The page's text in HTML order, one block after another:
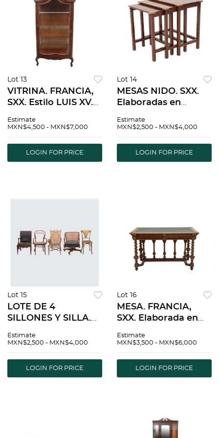
Lot 13
VITRINA. FRANCIA,
SXX. Estilo LUIS XV.
madera. Con puerta
vidrio y soportes
tipo cabriolÃƒÂ©.
Estimate
MXN$4,500 - MXN$7,000
LOGIN FOR PRICE
Lot 14
MESAS NIDO. SXX.
Elaboradas en
con aplicaciones de
manera de flores.
Piezas: 3
Estimate
MXN$2,500 - MXN$4,000
LOGIN FOR PRICE
Lot 15
LOTE DE 4
SILLONES Y SILLA.
madera. Con
y bejuco. Diferentes
diseÃƒÂ±os y
Estimate
MXN$2,500 - MXN$4,000
LOGIN FOR PRICE
Lot 16
MESA. FRANCIA,
SXX. Elaborada en
cubierta rectangular,
chambrana
compuesta y
Estimate
MXN$3,500 - MXN$6,000
LOGIN FOR PRICE